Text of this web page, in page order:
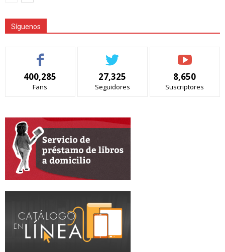
Síguenos
400,285
Fans
27,325
Seguidores
8,650
Suscriptores